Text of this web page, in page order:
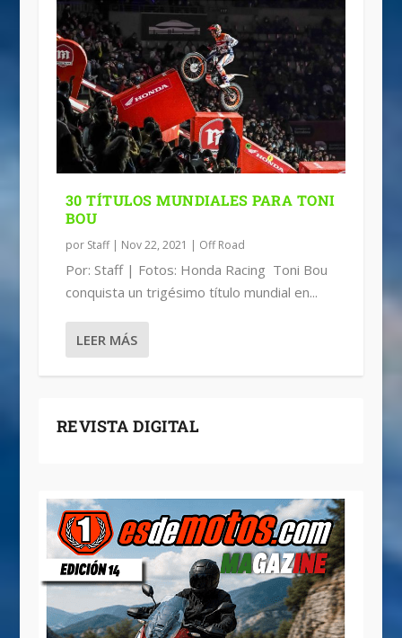
30 TÍTULOS MUNDIALES PARA TONI
BOU
por Staff| Nov 22, 2021 | Off Road
Por: Staff | Fotos: Honda Racing Toni Bou
conquista un trigésimo título mundial en...
LEER MÁS
REVISTA DIGITAL